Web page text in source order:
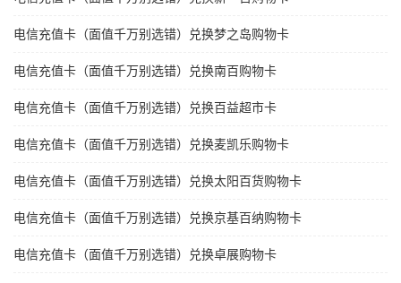
电信充值卡（面值千万别选错）兑换梦之岛购物卡
电信充值卡（面值千万别选错）兑换南百购物卡
电信充值卡（面值千万别选错）兑换百益超市卡
电信充值卡（面值千万别选错）兑换麦凯乐购物卡
电信充值卡（面值千万别选错）兑换太阳百货购物卡
电信充值卡（面值千万别选错）兑换京基百纳购物卡
电信充值卡（面值千万别选错）兑换卓展购物卡